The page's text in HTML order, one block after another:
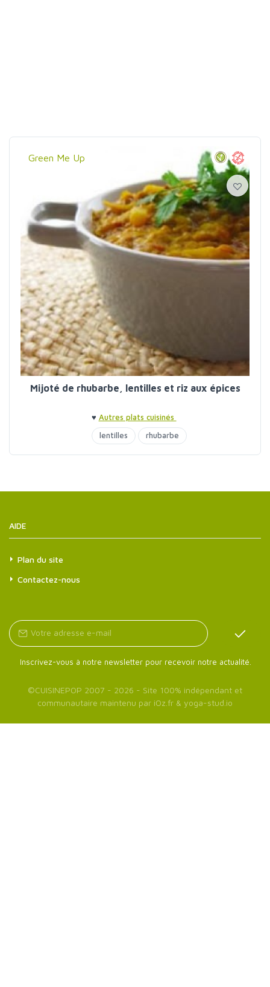
Green Me Up
Mijoté de rhubarbe, lentilles et riz aux épices
♥ Autres plats cuisinés
lentilles
rhubarbe
AIDE
Plan du site
Contactez-nous
Inscrivez-vous à notre newsletter pour recevoir notre actualité.
©CUISINEPOP 2007 - 2026 - Site 100% indépendant et
communautaire maintenu par iOz.fr & yoga-stud.io